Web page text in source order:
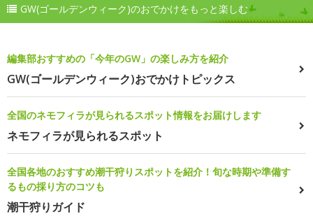
GW(ゴールデンウィーク)のおでかけをもっと楽しむ
編集部おすすめの「今年のGW」の楽しみ方を紹介
GW(ゴールデンウィーク)おでかけトピックス
全国のネモフィラが見られるスポット情報をお届けします
ネモフィラが見られるスポット
全国各地のおすすめ潮干狩りスポットを紹介！旬な時期や準備す
るもの採り方のコツも
潮干狩りガイド